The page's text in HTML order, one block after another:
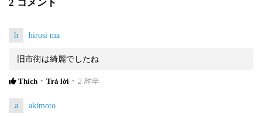
2 コメント
h hirosi ma
旧市街は綺麗でしたね
Thích Trả lời 2 昨年
a akimoto